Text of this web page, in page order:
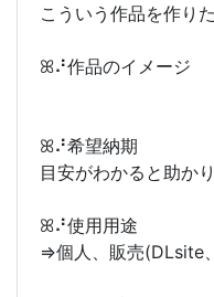
こういう作品を作り
ꕤ⠜作品のイメージ
ꕤ⠜希望納期
目安がわかると助か
ꕤ⠜使用用途
⇒個人、販売(DLsite